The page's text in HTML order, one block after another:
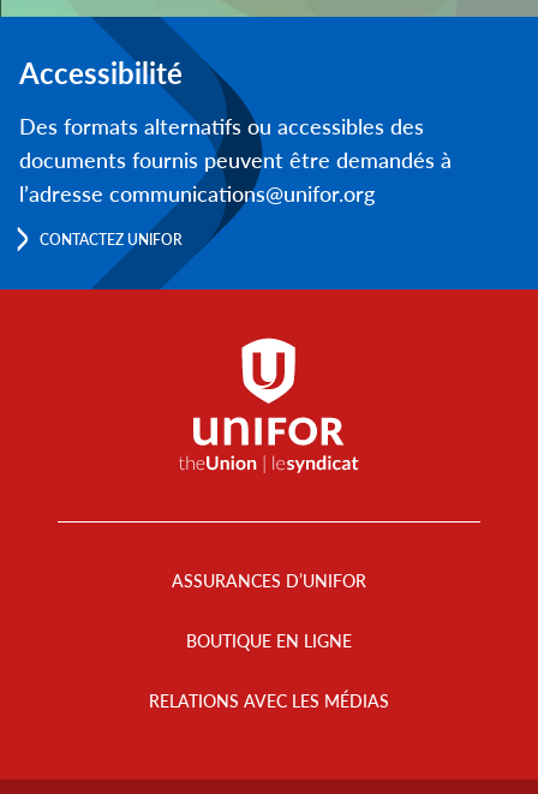
Accessibilité
Des formats alternatifs ou accessibles des
documents fournis peuvent être demandés à
l’adresse communications@unifor.org
CONTACTEZ UNIFOR
ASSURANCES D’UNIFOR
BOUTIQUE EN LIGNE
RELATIONS AVEC LES MÉDIAS
Footer